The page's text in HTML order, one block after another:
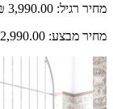
מחיר רגיל: 3,990.00 ₪
מחיר מבצע: 2,990.00 ₪